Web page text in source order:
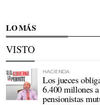
LO MÁS
VISTO
HACIENDA
Los jueces
6.400 millones
pensionistas